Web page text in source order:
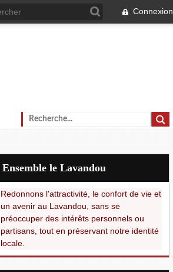
Connexion
Ensemble le Lavandou
Redonnons l'attractivité, le confort de vie et
un avenir au Lavandou, sans se
préoccuper des intérêts personnels ou
partisans, tout en préservant notre identité
locale.